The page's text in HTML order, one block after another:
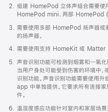
打
开)
组建 HomePod 立体声组合需要使
HomePod mini、两部 HomePod
需要使用多部 HomePod 扬声器或
的扬声器。
需要使用支持 HomeKit 或 Matter
声音识别功能可检测到烟雾和一氧化
当用户身处可能受到伤害的环境中，
识别功能。声音识别功能需要使用
app 中单独提供。它要求所有连接
件。
温湿度感应功能针对室内和家居场